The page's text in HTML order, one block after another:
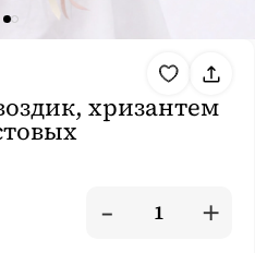
хризантем
- 1 +